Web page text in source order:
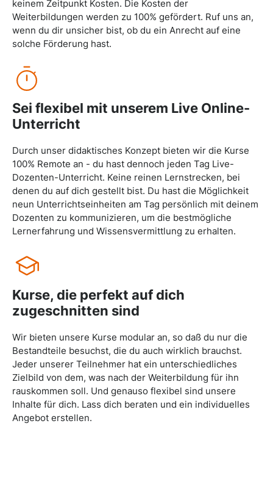
keinem Zeitpunkt Kosten. Die Kosten der
Weiterbildungen werden zu 100% gefördert. Ruf uns an,
wenn du dir unsicher bist, ob du ein Anrecht auf eine
solche Förderung hast.
Sei flexibel mit unserem Live Online-
Unterricht
Durch unser didaktisches Konzept bieten wir die Kurse
100% Remote an - du hast dennoch jeden Tag Live-
Dozenten-Unterricht. Keine reinen Lernstrecken, bei
denen du auf dich gestellt bist. Du hast die Möglichkeit
neun Unterrichtseinheiten am Tag persönlich mit deinem
Dozenten zu kommunizieren, um die bestmögliche
Lernerfahrung und Wissensvermittlung zu erhalten.
Kurse, die perfekt auf dich
zugeschnitten sind
Wir bieten unsere Kurse modular an, so daß du nur die
Bestandteile besuchst, die du auch wirklich brauchst.
Jeder unserer Teilnehmer hat ein unterschiedliches
Zielbild von dem, was nach der Weiterbildung für ihn
rauskommen soll. Und genauso flexibel sind unsere
Inhalte für dich. Lass dich beraten und ein individuelles
Angebot erstellen.